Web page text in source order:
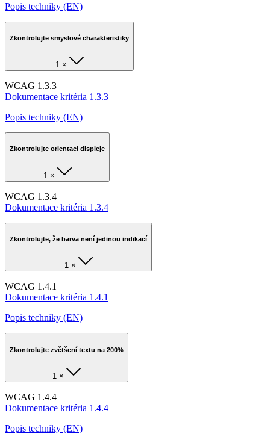
Popis techniky (EN)
Zkontrolujte smyslové charakteristiky
1 ×
WCAG 1.3.3
Dokumentace kritéria 1.3.3
Popis techniky (EN)
Zkontrolujte orientaci displeje
1 ×
WCAG 1.3.4
Dokumentace kritéria 1.3.4
Zkontrolujte, že barva není jedinou indikací
1 ×
WCAG 1.4.1
Dokumentace kritéria 1.4.1
Popis techniky (EN)
Zkontrolujte zvětšení textu na 200%
1 ×
WCAG 1.4.4
Dokumentace kritéria 1.4.4
Popis techniky (EN)